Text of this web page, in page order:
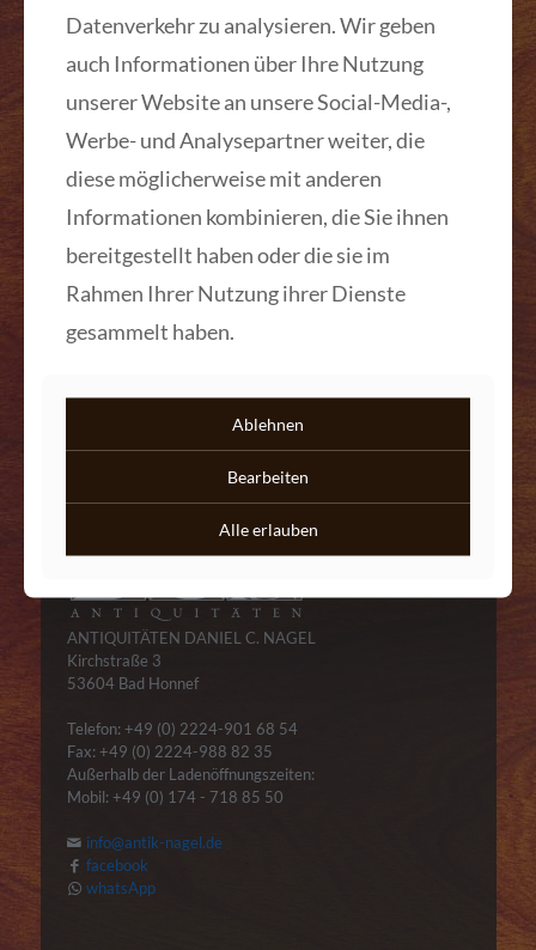
Biedermeier Nähtisch geflammte
Mehr lesen
Kontakt
ANTIQUITÄTEN DANIEL C. NAGEL
Kirchstraße 3
53604 Bad Honnef
Telefon: +49 (0) 2224-901 68 54
Fax: +49 (0) 2224-988 82 35
Außerhalb der Ladenöffnungszeiten:
Mobil: +49 (0) 174 - 718 85 50
info@antik-nagel.de
facebook
whatsApp
Datenverkehr zu analysieren. Wir geben
auch Informationen über Ihre Nutzung
unserer Website an unsere Social-Media-,
Werbe- und Analysepartner weiter, die
diese möglicherweise mit anderen
Informationen kombinieren, die Sie ihnen
bereitgestellt haben oder die sie im
Rahmen Ihrer Nutzung ihrer Dienste
gesammelt haben.
Ablehnen
Bearbeiten
Alle erlauben